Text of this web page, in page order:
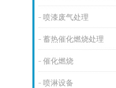
喷漆废气处理
蓄热催化燃烧处理
催化燃烧
喷淋设备